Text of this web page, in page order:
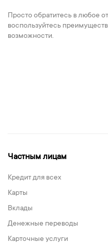
Просто обратитесь в любое
воспользуйтесь
возможности.
Частным лицам
Кредит для всех
Карты
Вклады
Денежные переводы
Карточные услуги